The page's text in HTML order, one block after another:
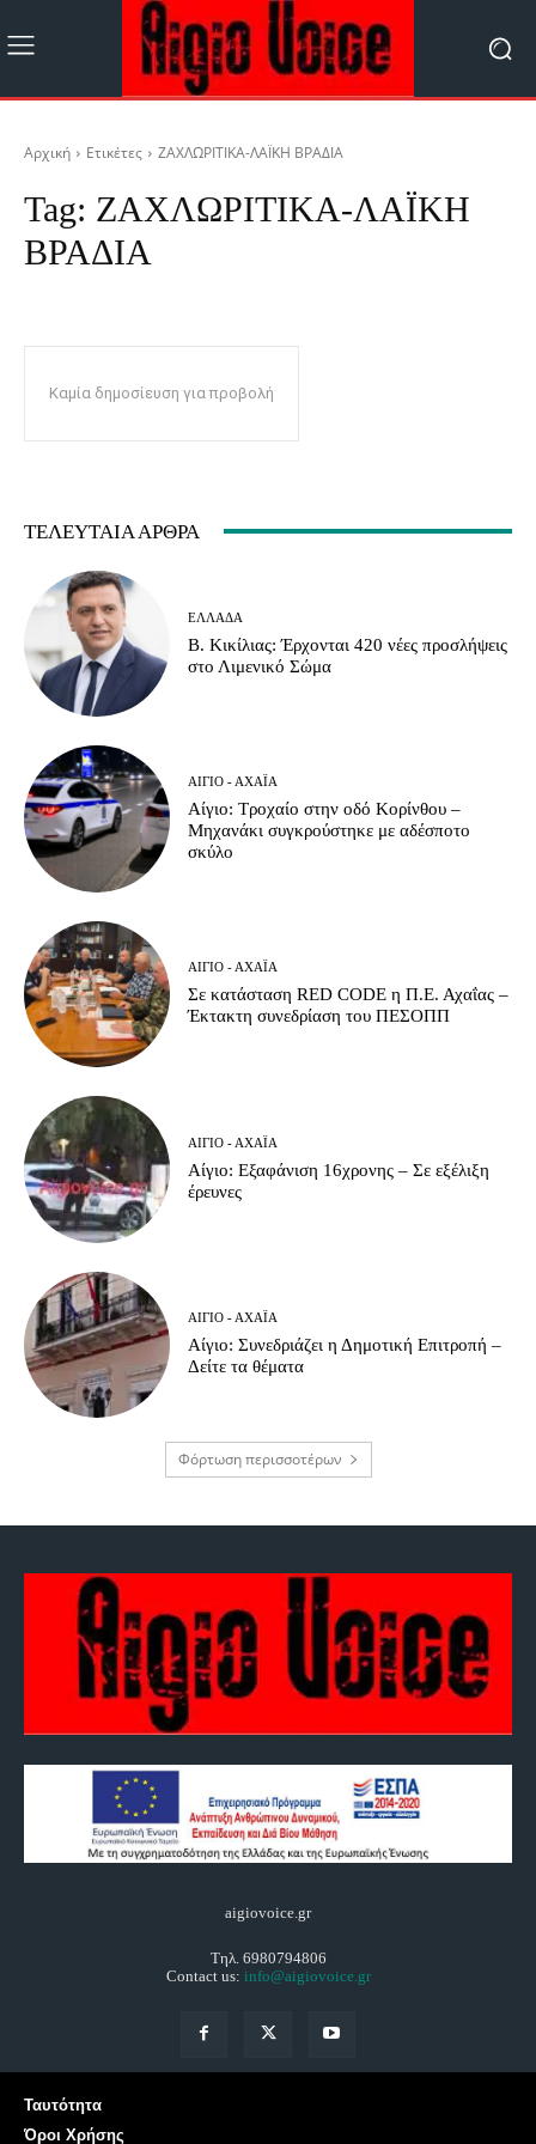
Αρχική Ετικέτες ΖΑΧΛΩΡΙΤΙΚΑ-ΛΑΪΚΗ ΒΡΑΔΙΑ
Tag: ΖΑΧΛΩΡΙΤΙΚΑ-ΛΑΪΚΗ
ΒΡΑΔΙΑ
Καμία δημοσίευση για προβολή
ΤΕΛΕΥΤΑΊΑ ΆΡΘΡΑ
ΕΛΛΆΔΑ
Β. Κικίλιας: Έρχονται 420 νέες προσλήψεις
στο Λιμενικό Σώμα
ΑΊΓΙΟ - ΑΧΑΪ́Α
Αίγιο: Τροχαίο στην οδό Κορίνθου –
Μηχανάκι συγκρούστηκε με αδέσποτο
σκύλο
ΑΊΓΙΟ - ΑΧΑΪ́Α
Σε κατάσταση RED CODE η Π.Ε. Αχαΐας –
Έκτακτη συνεδρίαση του ΠΕΣΟΠΠ
ΑΊΓΙΟ - ΑΧΑΪ́Α
Αίγιο: Εξαφάνιση 16χρονης – Σε εξέλιξη
έρευνες
ΑΊΓΙΟ - ΑΧΑΪ́Α
Αίγιο: Συνεδριάζει η Δημοτική Επιτροπή –
Δείτε τα θέματα
Φόρτωση περισσοτέρων
aigiovoice.gr
Τηλ. 6980794806
Contact us: info@aigiovoice.gr
Ταυτότητα
Όροι Χρήσης